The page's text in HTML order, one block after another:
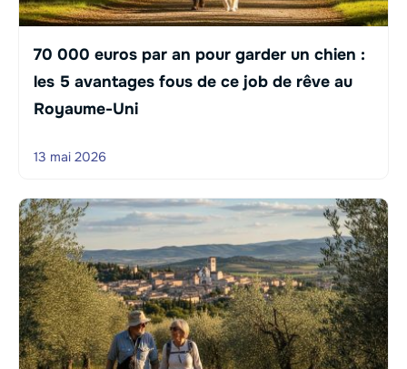
70 000 euros par an pour garder un chien :
les 5 avantages fous de ce job de rêve au
Royaume-Uni
13 mai 2026